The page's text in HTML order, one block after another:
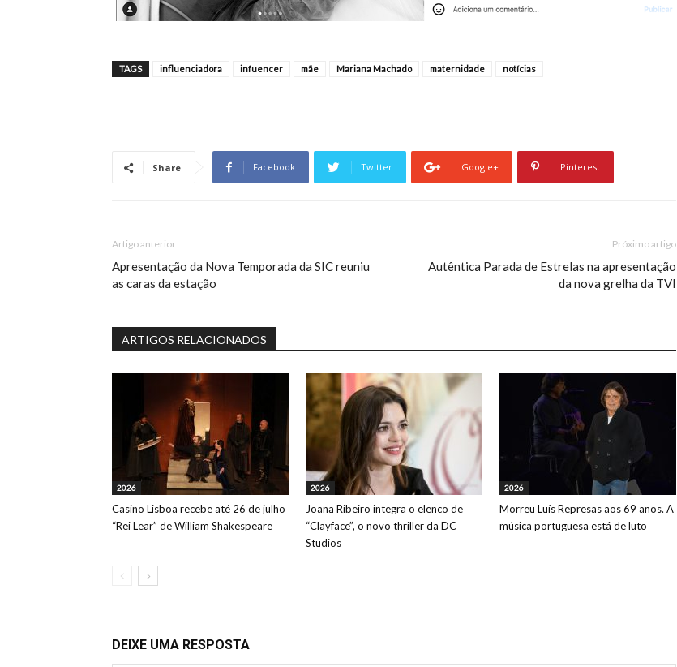
TAGS influenciadora infuencer mãe Mariana Machado maternidade notícias
Share Facebook Twitter Google+ Pinterest
Artigo anterior
Apresentação da Nova Temporada da SIC reuniu
as caras da estação
Próximo artigo
Autêntica Parada de Estrelas na apresentação
da nova grelha da TVI
ARTIGOS RELACIONADOS
2026
Casino Lisboa recebe até 26 de julho
“Rei Lear” de William Shakespeare
2026
Joana Ribeiro integra o elenco de
“Clayface”, o novo thriller da DC
Studios
2026
Morreu Luís Represas aos 69 anos. A
música portuguesa está de luto
DEIXE UMA RESPOSTA